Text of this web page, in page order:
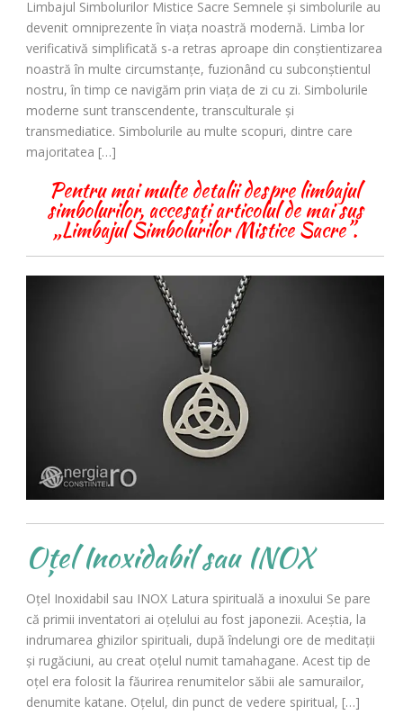
Limbajul Simbolurilor Mistice Sacre Semnele și simbolurile au
devenit omniprezente în viața noastră modernă. Limba lor
verificativă simplificată s-a retras aproape din conștientizarea
noastră în multe circumstanțe, fuzionând cu subconștientul
nostru, în timp ce navigăm prin viața de zi cu zi. Simbolurile
moderne sunt transcendente, transculturale și
transmediatice. Simbolurile au multe scopuri, dintre care
majoritatea […]
Pentru mai multe detalii despre limbajul
simbolurilor, accesați articolul de mai sus
„Limbajul Simbolurilor Mistice Sacre”.
Oțel Inoxidabil sau INOX
Oțel Inoxidabil sau INOX Latura spirituală a inoxului Se pare
că primii inventatori ai oțelului au fost japonezii. Aceștia, la
indrumarea ghizilor spirituali, după îndelungi ore de meditații
și rugăciuni, au creat oțelul numit tamahagane. Acest tip de
oțel era folosit la făurirea renumitelor săbii ale samurailor,
denumite katane. Oțelul, din punct de vedere spiritual, […]